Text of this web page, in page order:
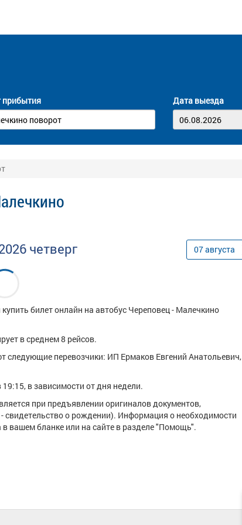
прибытия Дата выезда
четверг 07августа
билет онлайн на автобус Череповец - Малечкино
в среднем 8 рейсов.
перевозчики: ИП Ермаков Евгений Анатольевич,
в зависимости от дня недели.
при предъявлении оригиналов документов,
свидетельство о рождении). Информация о необходимости
вашем бланке или на сайте в разделе "Помощь".